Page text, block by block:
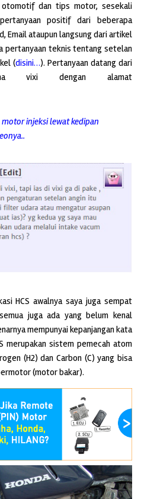
dan tips motor, sesekali
positif dari beberapa
Email ataupun langsung dari artikel
pertanyaan teknis tentang setelan
(disini…). Pertanyaan datang dari
vixi dengan alamat
injeksi lewat kedipan
HCS awalnya saya juga sempat
juga ada yang belum kenal
mempunyai kepanjangan kata
merupakan sistem pemecah atom
(H2) dan Carbon (C) yang bisa
(motor bakar).